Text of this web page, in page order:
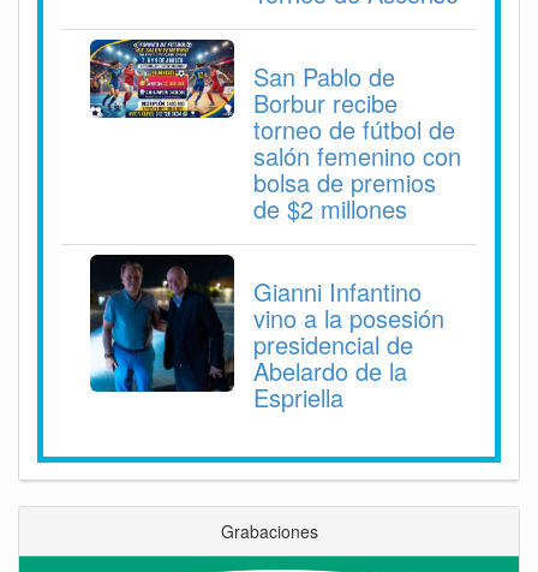
San Pablo de
Borbur recibe
torneo de fútbol de
salón femenino con
bolsa de premios
de $2 millones
Gianni Infantino
vino a la posesión
presidencial de
Abelardo de la
Espriella
Grabaciones